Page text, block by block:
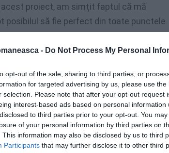
- Do Not Process My Personal
opt-out of the sale, sharing to third parties, or
for targeted advertising by us, please use
selection. Please note that after your opt-out request
interest-based ads based on personal information
to third parties prior to your opt-out. You
of your personal information by third parties on
This information may also be disclosed by us to third
Participants that may further disclose it to other third
proiect, am simţit faptul că mă
posibilul să fie perfect din toate punctele
istoric, socio-economic precum şi
româneşti dar şi din zona de unde provin
ne-a spus Geanina.
locurilor din România, s-au abordat
români în Europa şi în principal în
Carmen Fărăuanu mediator cultural),
românească din Napoli” (discutată de